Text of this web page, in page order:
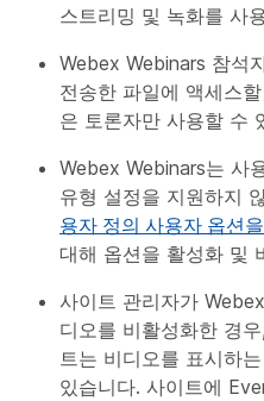
스트리밍 및 녹화를 사
Webex Webinars 참석
전송한 파일에 액세스
은 토론자만 사용할 수
Webex Webinars는 사
유형 설정을 지원하지
용자 정의 사용자 옵션
대해 옵션을 활성화 및
사이트 관리자가
디오를 비활성화한 경
트는 비디오를 표시하
있습니다. 사이트에